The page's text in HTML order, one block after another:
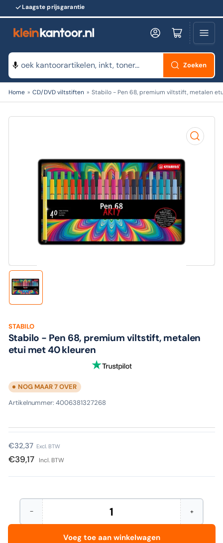
Laagste prijsgarantie
Zoeken
naar
Zoeken
Log in Minikarretje openen
Home » CD/DVD viltstiften » Stabilo - Pen 68, premium viltstift, metalen
Open
media
1
Laad
galerijweergave
STABILO
Stabilo - Pen 68, premium viltstift, metalen
etui met 40 kleuren
NOG MAAR 7 OVER
Artikelnummer: 4006381327268
Normale
prijs
€32,37 Excl. BTW
€39,17 Incl. BTW
−Aantal
verminderen
Hoeveelheid +Verhoog
het
Voeg toe aan winkelwagen